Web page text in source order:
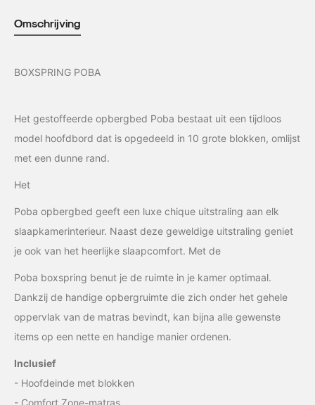
Omschrijving
BOXSPRING POBA
Het gestoffeerde opbergbed Poba bestaat uit een tijdloos
model hoofdbord dat is opgedeeld in 10 grote blokken, omlijst
met een dunne rand.
Het
Poba opbergbed geeft een luxe chique uitstraling aan elk
slaapkamerinterieur. Naast deze geweldige uitstraling geniet
je ook van het heerlijke slaapcomfort. Met de
Poba boxspring benut je de ruimte in je kamer optimaal.
Dankzij de handige opbergruimte die zich onder het gehele
oppervlak van de matras bevindt, kan bijna alle gewenste
items op een nette en handige manier ordenen.
Inclusief
- Hoofdeinde met blokken